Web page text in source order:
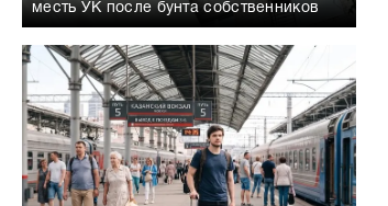
месть УК после бунта собственников